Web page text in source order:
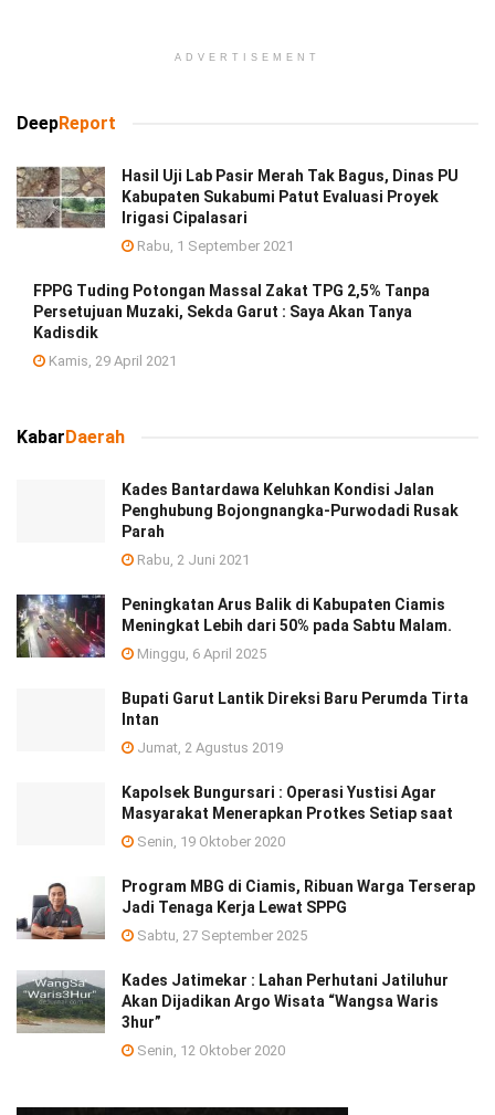
ADVERTISEMENT
DeepReport
Hasil Uji Lab Pasir Merah Tak Bagus, Dinas PU
Kabupaten Sukabumi Patut Evaluasi Proyek
Irigasi Cipalasari
Rabu, 1 September 2021
FPPG Tuding Potongan Massal Zakat TPG 2,5% Tanpa
Persetujuan Muzaki, Sekda Garut : Saya Akan Tanya
Kadisdik
Kamis, 29 April 2021
KabarDaerah
Kades Bantardawa Keluhkan Kondisi Jalan
Penghubung Bojongnangka-Purwodadi Rusak
Parah
Rabu, 2 Juni 2021
Peningkatan Arus Balik di Kabupaten Ciamis
Meningkat Lebih dari 50% pada Sabtu Malam.
Minggu, 6 April 2025
Bupati Garut Lantik Direksi Baru Perumda Tirta
Intan
Jumat, 2 Agustus 2019
Kapolsek Bungursari : Operasi Yustisi Agar
Masyarakat Menerapkan Protkes Setiap saat
Senin, 19 Oktober 2020
Program MBG di Ciamis, Ribuan Warga Terserap
Jadi Tenaga Kerja Lewat SPPG
Sabtu, 27 September 2025
Kades Jatimekar : Lahan Perhutani Jatiluhur
Akan Dijadikan Argo Wisata “Wangsa Waris
3hur”
Senin, 12 Oktober 2020